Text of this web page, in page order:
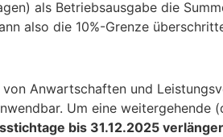
als Betriebsausgabe die
also die 10%-Grenze
Anwartschaften und
Um eine
bis 31.12.2025